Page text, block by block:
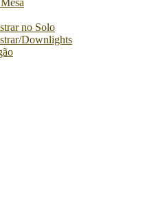
no Solo
Downlights